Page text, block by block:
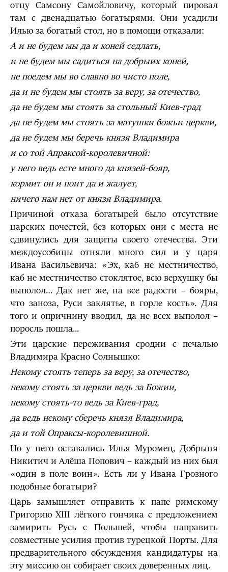
отцу Самсону Самойловичу, который пировал
там с двенадцатью богатырями. Они усадили
Илью за богатый стол, но в помощи отказали:
А и не будем мы да и коней седлать,
и не будем мы садиться на добрыих коней,
не поедем мы во славно во чисто поле,
да и не будем мы стоять за веру, за отечество,
да не будем мы стоять за стольный Киев-град
да не будем мы стоять за матушки божьи церкви,
да не будем мы беречь князя Владимира
и со той Апраксой-королевичной:
у него ведь есте много да князей-бояр,
кормит он и поит да и жалует,
ничего нам нет от князя Владимира.
Причиной отказа богатырей было отсутствие
царских почестей, без которых они с места не
сдвинулись для защиты своего отечества. Эти
междоусобицы отняли много сил и у царя
Ивана Васильевича: «Эх, каб не местничество,
каб не местничество стоклятое, всю верхушку бы
выполол… Дак нет же, на все радости – бояры,
что заноза, Руси заклятье, в горле кость». Для
того и опричнину вводил, да не всех выполол –
поросль пошла...
Эти царские переживания сродни с печалью
Владимира Красно Солнышко:
Некому стоять теперь за веру, за отечество,
некому стоять за церкви ведь за Божии,
некому стоять-то ведь за Киев-град,
да ведь некому сберечь князя Владимира,
да и той Опраксы-королевишной.
Но у него оставались Илья Муромец, Добрыня
Никитич и Алёша Попович – каждый из них был
«один в поле воин». Есть ли у Ивана Грозного
подобные богатыри?
Царь замышляет отправить к папе римскому
Григорию XIII лёгкого гончика с предложением
замирить Русь с Польшей, чтобы направить
совместные усилия против турецкой Порты. Для
предварительного обсуждения кандидатуры на
эту миссию он собирает своих доверенных лиц.